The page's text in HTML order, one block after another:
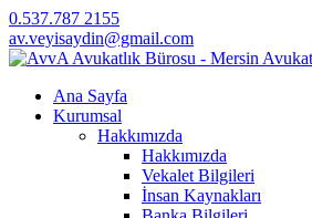
0.537.787 2155
av.veyisaydin@gmail.com
Ana Sayfa
Kurumsal
Hakkımızda
Hakkımızda
Vekalet Bilgileri
İnsan Kaynakları